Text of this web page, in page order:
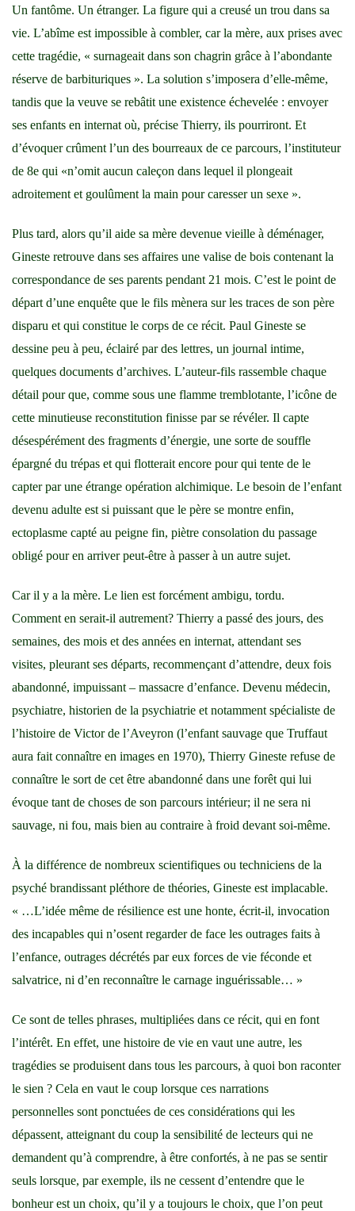
Un fantôme. Un étranger. La figure qui a creusé un trou dans sa
vie. L’abîme est impossible à combler, car la mère, aux prises avec
cette tragédie, « surnageait dans son chagrin grâce à l’abondante
réserve de barbituriques ». La solution s’imposera d’elle-même,
tandis que la veuve se rebâtit une existence échevelée : envoyer
ses enfants en internat où, précise Thierry, ils pourriront. Et
d’évoquer crûment l’un des bourreaux de ce parcours, l’instituteur
de 8e qui «n’omit aucun caleçon dans lequel il plongeait
adroitement et goulûment la main pour caresser un sexe ».
Plus tard, alors qu’il aide sa mère devenue vieille à déménager,
Gineste retrouve dans ses affaires une valise de bois contenant la
correspondance de ses parents pendant 21 mois. C’est le point de
départ d’une enquête que le fils mènera sur les traces de son père
disparu et qui constitue le corps de ce récit. Paul Gineste se
dessine peu à peu, éclairé par des lettres, un journal intime,
quelques documents d’archives. L’auteur-fils rassemble chaque
détail pour que, comme sous une flamme tremblotante, l’icône de
cette minutieuse reconstitution finisse par se révéler. Il capte
désespérément des fragments d’énergie, une sorte de souffle
épargné du trépas et qui flotterait encore pour qui tente de le
capter par une étrange opération alchimique. Le besoin de l’enfant
devenu adulte est si puissant que le père se montre enfin,
ectoplasme capté au peigne fin, piètre consolation du passage
obligé pour en arriver peut-être à passer à un autre sujet.
Car il y a la mère. Le lien est forcément ambigu, tordu.
Comment en serait-il autrement? Thierry a passé des jours, des
semaines, des mois et des années en internat, attendant ses
visites, pleurant ses départs, recommençant d’attendre, deux fois
abandonné, impuissant – massacre d’enfance. Devenu médecin,
psychiatre, historien de la psychiatrie et notamment spécialiste de
l’histoire de Victor de l’Aveyron (l’enfant sauvage que Truffaut
aura fait connaître en images en 1970), Thierry Gineste refuse de
connaître le sort de cet être abandonné dans une forêt qui lui
évoque tant de choses de son parcours intérieur; il ne sera ni
sauvage, ni fou, mais bien au contraire à froid devant soi-même.
À la différence de nombreux scientifiques ou techniciens de la
psyché brandissant pléthore de théories, Gineste est implacable.
« …L’idée même de résilience est une honte, écrit-il, invocation
des incapables qui n’osent regarder de face les outrages faits à
l’enfance, outrages décrétés par eux forces de vie féconde et
salvatrice, ni d’en reconnaître le carnage inguérissable… »
Ce sont de telles phrases, multipliées dans ce récit, qui en font
l’intérêt. En effet, une histoire de vie en vaut une autre, les
tragédies se produisent dans tous les parcours, à quoi bon raconter
le sien ? Cela en vaut le coup lorsque ces narrations
personnelles sont ponctuées de ces considérations qui les
dépassent, atteignant du coup la sensibilité de lecteurs qui ne
demandent qu’à comprendre, à être confortés, à ne pas se sentir
seuls lorsque, par exemple, ils ne cessent d’entendre que le
bonheur est un choix, qu’il y a toujours le choix, que l’on peut